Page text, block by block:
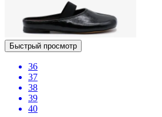
Быстрый просмотр
36
37
38
39
40